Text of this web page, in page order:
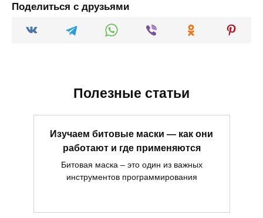
Поделиться с друзьями
Полезные статьи
Изучаем битовые маски — как они
работают и где применяются
Битовая маска – это один из важных
инструментов программирования